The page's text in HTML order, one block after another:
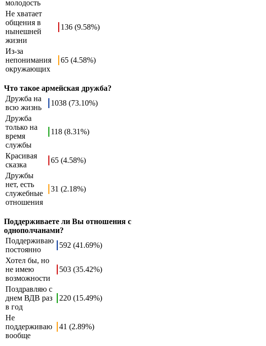
молодость
Не хватает
общения в
нынешней
жизни
136 (9.58%)
Из-за
непонимания
окружающих
65 (4.58%)
Что такое армейская дружба?
Дружба на
всю жизнь
1038 (73.10%)
Дружба
только на
время
службы
118 (8.31%)
Красивая
сказка
65 (4.58%)
Дружбы
нет, есть
служебные
отношения
31 (2.18%)
Поддерживаете ли Вы отношения с
однополчанами?
Поддерживаю
постоянно
592 (41.69%)
Хотел бы, но
не имею
возможности
503 (35.42%)
Поздравляю с
днем ВДВ раз
в год
220 (15.49%)
Не
поддерживаю
вообще
41 (2.89%)